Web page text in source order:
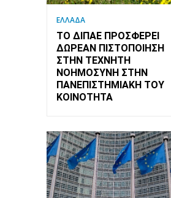
ΕΛΛΑΔΑ
ΤΟ ΔΙΠΑΕ ΠΡΟΣΦΈΡΕΙ
ΔΩΡΕΆΝ ΠΙΣΤΟΠΟΊΗΣΗ
ΣΤΗΝ ΤΕΧΝΗΤΉ
ΝΟΗΜΟΣΎΝΗ ΣΤΗΝ
ΠΑΝΕΠΙΣΤΗΜΙΑΚΉ ΤΟΥ
ΚΟΙΝΌΤΗΤΑ